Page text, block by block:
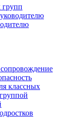
групп
классных